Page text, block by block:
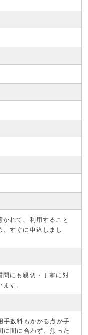
れて、利用すること
すぐに申込しまし
問にも親切・丁寧に対
す。
手数料もかかる点が手
に間に合わず、焦った